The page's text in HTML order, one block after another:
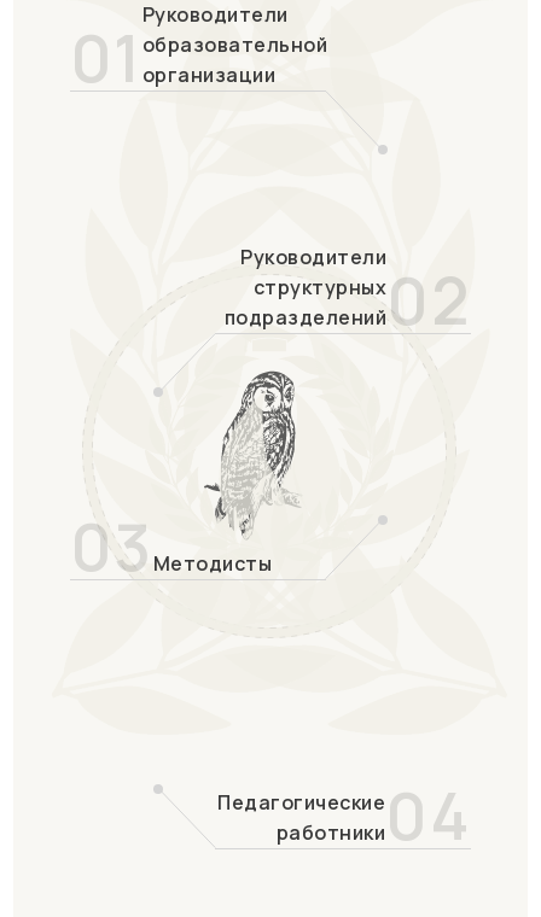
01 Руководители
образовательной
организации
Руководители
структурных
подразделений02
03 Методисты
Педагогические
работники 04